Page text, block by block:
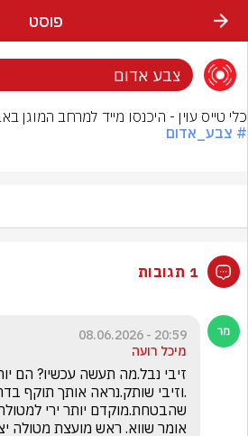
פוסט
צבע אדום
כלי טייס עוין - היכנסו מייד למרחב המוגן
# צבע_אדום
1 תגובות
20:59 - 08.06.2026
מיכל רועה